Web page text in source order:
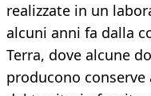
realizzate in un
alcuni anni fa dalla
Terra, dove alcune
producono